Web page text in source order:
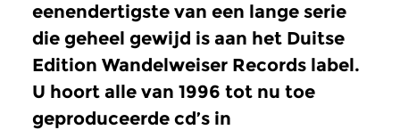
eenendertigste van een lange serie
die geheel gewijd is aan het Duitse
Edition Wandelweiser Records label.
U hoort alle van 1996 tot nu toe
geproduceerde cd’s in